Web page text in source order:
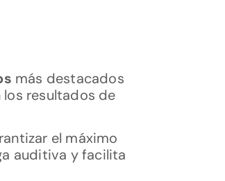
más destacados
resultados de
el máximo
auditiva y facilita